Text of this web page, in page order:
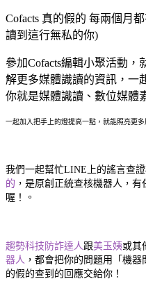
Cofacts 真的假的 每兩個月
讀到這行無私的你)
參加Cofacts編輯小聚活動
解更多媒體識讀的資訊，一
你就是媒體識讀、數位媒體
一起加入把手上的燈提高一點，就能照亮更多
我們一起幫忙LINE上的謠言查
的 ，是原創正統查核機器人，
喔！。
趨勢科技防詐達人 跟美玉姨或其
器人 ，都會把你的問題用「機
的假的查到的回應交給你！